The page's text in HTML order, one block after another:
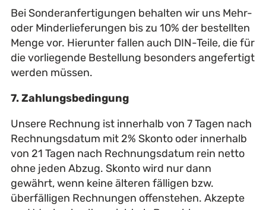
Bei Sonderanfertigungen behalten wir uns Mehr-
oder Minderlieferungen bis zu 10% der bestellten
Menge vor. Hierunter fallen auch DIN-Teile, die für
die vorliegende Bestellung besonders angefertigt
werden müssen.
7. Zahlungsbedingung
Unsere Rechnung ist innerhalb von 7 Tagen nach
Rechnungsdatum mit 2% Skonto oder innerhalb
von 21 Tagen nach Rechnungsdatum rein netto
ohne jeden Abzug. Skonto wird nur dann
gewährt, wenn keine älteren fälligen bzw.
überfälligen Rechnungen offenstehen. Akzepte